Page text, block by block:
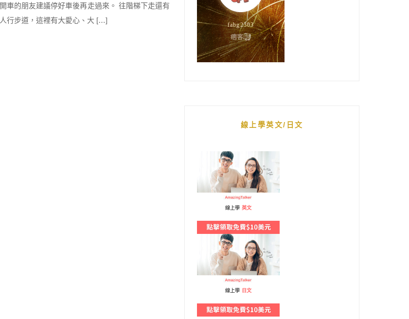
開車的朋友建議停好車後再走過來。 往階梯下走還有
人行步道，這裡有大愛心、大 […]
線上學英文/日文
線上學 英文
線上學 日文